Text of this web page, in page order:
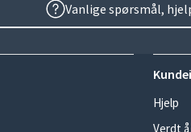
Vanlige spørsmål,
Hjelp
Verdt